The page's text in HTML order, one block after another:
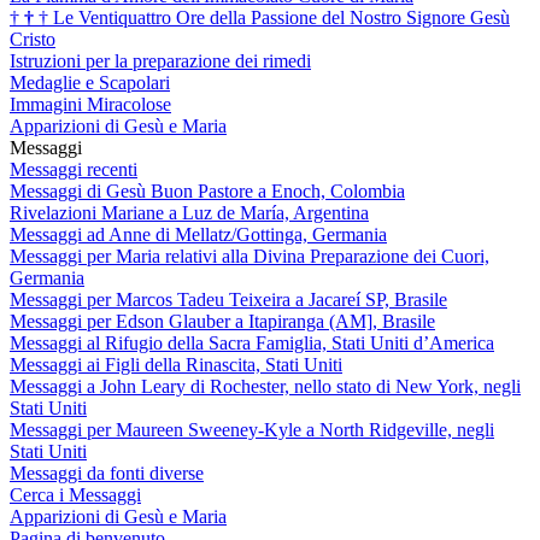
† † † Le Ventiquattro Ore della Passione del Nostro Signore Gesù
Cristo
Istruzioni per la preparazione dei rimedi
Medaglie e Scapolari
Immagini Miracolose
Apparizioni di Gesù e Maria
Messaggi
Messaggi recenti
Messaggi di Gesù Buon Pastore a Enoch, Colombia
Rivelazioni Mariane a Luz de María, Argentina
Messaggi ad Anne di Mellatz/Gottinga, Germania
Messaggi per Maria relativi alla Divina Preparazione dei Cuori,
Germania
Messaggi per Marcos Tadeu Teixeira a Jacareí SP, Brasile
Messaggi per Edson Glauber a Itapiranga (AM], Brasile
Messaggi al Rifugio della Sacra Famiglia, Stati Uniti d’America
Messaggi ai Figli della Rinascita, Stati Uniti
Messaggi a John Leary di Rochester, nello stato di New York, negli
Stati Uniti
Messaggi per Maureen Sweeney-Kyle a North Ridgeville, negli
Stati Uniti
Messaggi da fonti diverse
Cerca i Messaggi
Apparizioni di Gesù e Maria